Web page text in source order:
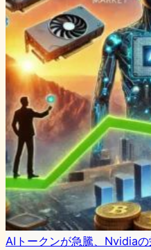
AIトークンが急騰、Nvidia